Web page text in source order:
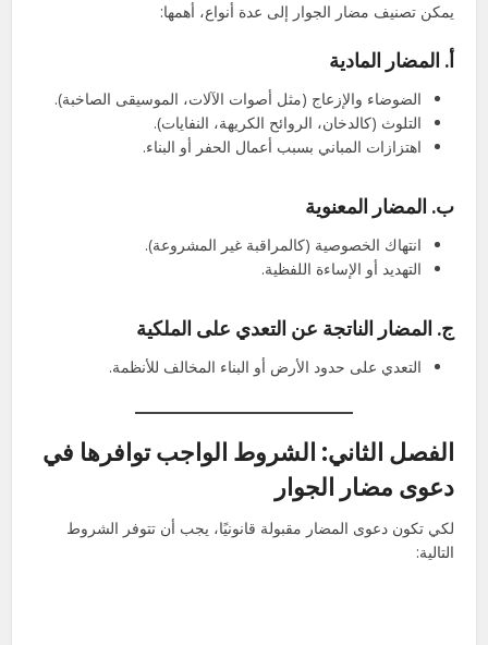
يمكن تصنيف مضار الجوار إلى عدة أنواع، أهمها:
أ. المضار المادية
الضوضاء والإزعاج (مثل أصوات الآلات، الموسيقى الصاخبة).
التلوث (كالدخان، الروائح الكريهة، النفايات).
اهتزازات المباني بسبب أعمال الحفر أو البناء.
ب. المضار المعنوية
انتهاك الخصوصية (كالمراقبة غير المشروعة).
التهديد أو الإساءة اللفظية.
ج. المضار الناتجة عن التعدي على الملكية
التعدي على حدود الأرض أو البناء المخالف للأنظمة.
الفصل الثاني: الشروط الواجب توافرها في
دعوى مضار الجوار
لكي تكون دعوى المضار مقبولة قانونيًا، يجب أن تتوفر الشروط
التالية: